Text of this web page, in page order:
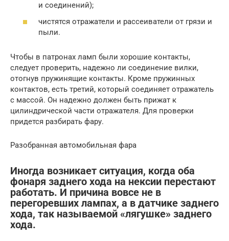
и соединений);
чистятся отражатели и рассеиватели от грязи и
пыли.
Чтобы в патронах ламп были хорошие контакты,
следует проверить, надежно ли соединение вилки,
отогнув пружинящие контакты. Кроме пружинных
контактов, есть третий, который соединяет отражатель
с массой. Он надежно должен быть прижат к
цилиндрической части отражателя. Для проверки
придется разбирать фару.
Разобранная автомобильная фара
Иногда возникает ситуация, когда оба
фонаря заднего хода на нексии перестают
работать. И причина вовсе не в
перегоревших лампах, а в датчике заднего
хода, так называемой «лягушке» заднего
хода.